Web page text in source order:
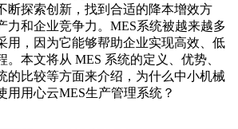
断探索创新，找到合适的降本增效方
力和企业竞争力。MES系统被越来越多
用，因为它能够帮助企业实现高效、低
。本文将从 MES 系统的定义、优势、
的比较等方面来介绍，为什么中小机械
用用心云MES生产管理系统？